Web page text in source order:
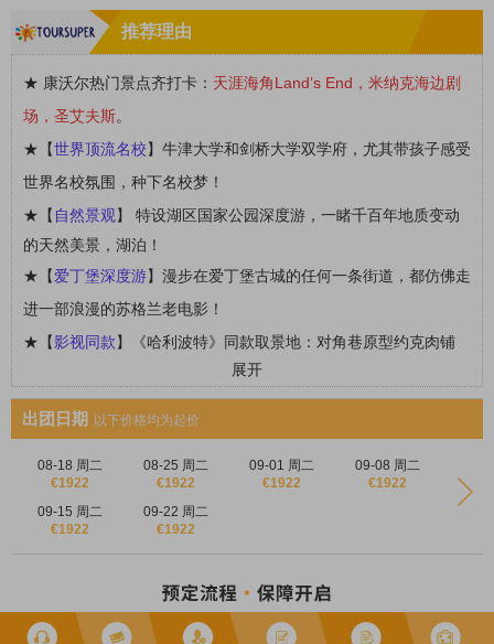
推荐理由
★ 康沃尔热门景点齐打卡： 天涯海角Land’s End，米纳克海边剧
场，圣艾夫斯。
★【世界顶流名校】 牛津大学和剑桥大学双学府，尤其带孩子感受
世界名校氛围，种下名校梦！
★【 自然景观】 特设湖区国家公园深度游， 一睹千百年地质变动
的天然美景，湖泊！
★【爱丁堡深度游】漫步在爱丁堡古城的任何一条街道，都仿佛走
进一部浪漫的苏格兰老电影！
★【影视同款】《哈利波特》同款取景地：对角巷原型约克肉铺
★ 【特色体验
的泰晤士河游船。
【英式下午茶 】约克网红餐厅 贝蒂茶室Betty’s Tea Room，感受
英式下午茶的浪漫与精致
【宝藏小镇 探访英国宗教圣地
周杰伦《怎么了》 MV绝美拍摄地-
置身于世界的尽头。
展开
出团日期 以下价格均为起价
08-18 周二
€1922
08-25 周二
€1922
09-01 周二
€1922
09-08 周二
€1922
09-15 周二
€1922
09-22 周二
€1922